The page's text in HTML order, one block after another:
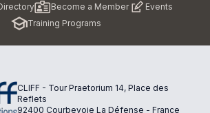
Become a Member
Events
Training Programs
CLIFF - Tour Praetorium 14, Place des
Reflets
92400 Courbevoie La Défense - France